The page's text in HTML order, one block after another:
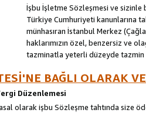
İşbu İşletme Sözleşmesi ve sizinle
Türkiye Cumhuriyeti kanunlarına
münhasıran İstanbul Merkez
haklarımızın özel, benzersiz ve
tazminatla yeterli düzeyde
BAĞLI OLARAK
Düzenlemesi
olarak işbu Sözleşme tahtında size